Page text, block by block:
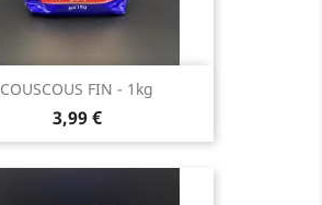
COUSCOUS FIN - 1kg
Prix
3,99 €